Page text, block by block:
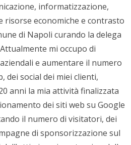
informatizzazione,
risorse economiche e contrasto
di Napoli curando la delega
mi occupo di
e aumentare il numero
dei social dei miei clienti,
anni la mia attività finalizzata
dei siti web su Google
il numero di visitatori, dei
di sponsorizzazione sul